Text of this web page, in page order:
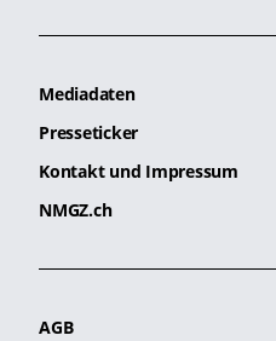
Mediadaten
Presseticker
Kontakt und Impressum
NMGZ.ch
AGB